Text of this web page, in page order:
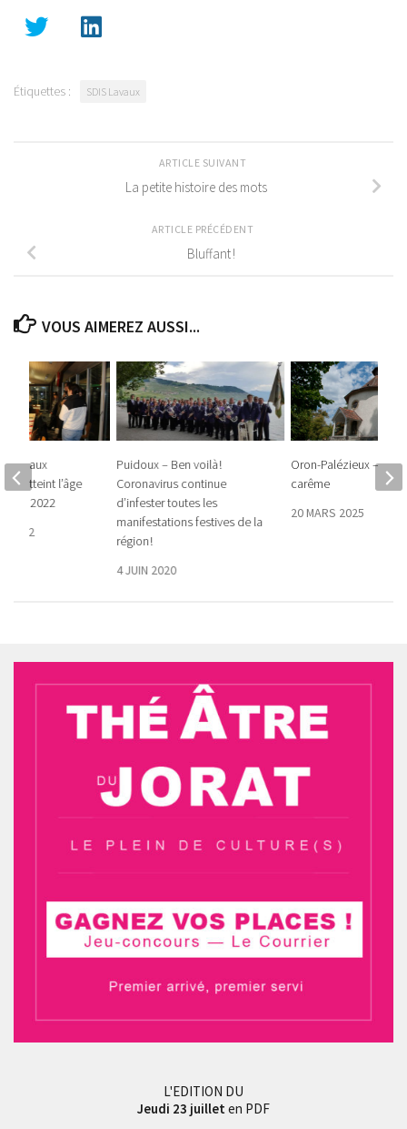
Étiquettes : SDIS Lavaux
ARTICLE SUIVANT
La petite histoire des mots
ARTICLE PRÉCÉDENT
Bluffant !
VOUS AIMEREZ AUSSI...
Puidoux – Ben voilà !
Coronavirus continue
d’infester toutes les
manifestations festives de la
région !
4 JUIN 2020
Oron-Palézieux –
carême
20 MARS 2025
aux
atteint l’âge
en 2022
2022
L'EDITION DU
Jeudi 23 juillet en PDF